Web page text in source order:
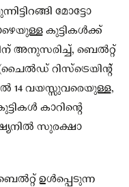
മോട്ടോ
കുട്ടികള്‍ക്ക്
അനുസരിച്ച്‌, ബെല്‍റ്റ്
(ചൈല്‍ഡ് റിസ്ട്രെയിന്റ്
14 വയസ്സുവരെയുള്ള,
കാറിന്റെ
സുരക്ഷാ
ഉള്‍പ്പെടുന്ന